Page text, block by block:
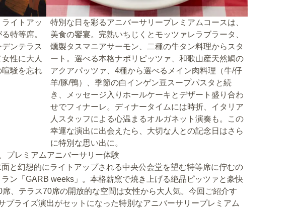
イトアッ
特等席。
ンテラス
性に大人
騒を忘れ
特別な日を彩るアニバーサリープレミアムコースは、
美食の饗宴。完熟いちじくとモッツァレラブラータ、
燻製タスマニアサーモン、二種の牛タン料理からスタ
ート。選べる本格ナポリピッツァ、和歌山産天然鯛の
アクアパッツァ、4種から選べるメイン肉料理（牛/仔
羊/豚/鴨）、季節の白インゲン豆スープパスタと続
き、メッセージ入りホールケーキとデザート盛り合わ
せでフィナーレ。ディナータイムには時折、イタリア
人スタッフによる心温まるオルガネット演奏も。この
幸運な演出に出会えたら、大切な人との記念日はさら
に特別な思い出に。
プレミアムアニバーサリー体験
と幻想的にライトアップされる中央公会堂を望む特等席に佇むの
ン「GARB weeks」。本格薪窯で焼き上げる絶品ピッツァと豪快
、テラス70席の開放的な空間は女性から大人気。今回ご紹介す
プライズ演出がセットになった特別なアニバーサリープレミアム